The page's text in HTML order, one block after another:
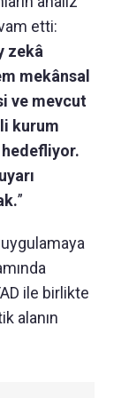
etti:
zekâ
mekânsal
ve mevcut
kurum
hedefliyor.
”
ile birlikte
alanın